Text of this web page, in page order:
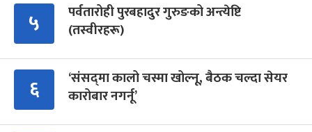
५
पर्वतारोही पुरबहादुर गुरुङको अन्त्येष्टि
(तस्वीरहरू)
६
‘संसद्‍मा कालो चस्मा खोल्नू, बैठक चल्दा सेयर
कारोबार नगर्नू’